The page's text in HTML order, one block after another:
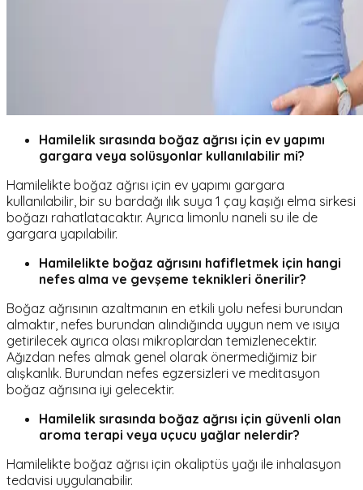
Hamilelik sırasında boğaz ağrısı için ev yapımı
gargara veya solüsyonlar kullanılabilir mi?
Hamilelikte boğaz ağrısı için ev yapımı gargara
kullanılabilir, bir su bardağı ılık suya 1 çay kaşığı elma sirkesi
boğazı rahatlatacaktır. Ayrıca limonlu naneli su ile de
gargara yapılabilir.
Hamilelikte boğaz ağrısını hafifletmek için hangi
nefes alma ve gevşeme teknikleri önerilir?
Boğaz ağrısının azaltmanın en etkili yolu nefesi burundan
almaktır, nefes burundan alındığında uygun nem ve ısıya
getirilecek ayrıca olası mikroplardan temizlenecektir.
Ağızdan nefes almak genel olarak önermediğimiz bir
alışkanlık. Burundan nefes egzersizleri ve meditasyon
boğaz ağrısına iyi gelecektir.
Hamilelik sırasında boğaz ağrısı için güvenli olan
aroma terapi veya uçucu yağlar nelerdir?
Hamilelikte boğaz ağrısı için okaliptüs yağı ile inhalasyon
tedavisi uygulanabilir.